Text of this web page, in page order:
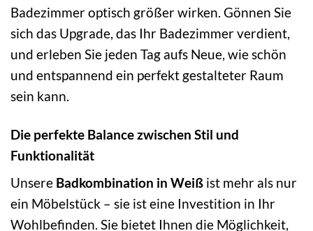
Badezimmer optisch größer wirken. Gönnen Sie
sich das Upgrade, das Ihr Badezimmer verdient,
und erleben Sie jeden Tag aufs Neue, wie schön
und entspannend ein perfekt gestalteter Raum
sein kann.
Die perfekte Balance zwischen Stil und
Funktionalität
Unsere Badkombination in Weiß ist mehr als nur
ein Möbelstück – sie ist eine Investition in Ihr
Wohlbefinden. Sie bietet Ihnen die Möglichkeit,